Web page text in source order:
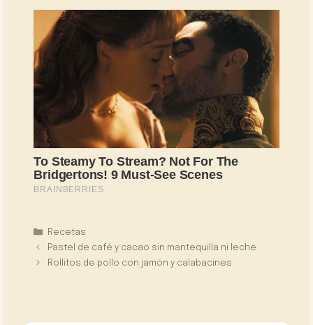
Categorías
Recetas
Pastel de café y cacao sin mantequilla ni leche
Rollitos de pollo con jamón y calabacines